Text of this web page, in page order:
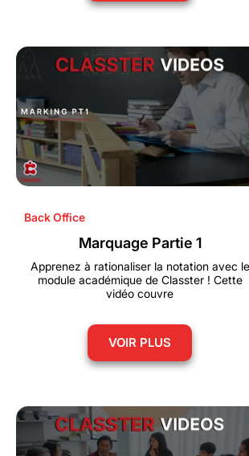
Back Office
Marquage Partie 1
Apprenez à rationaliser la notation avec le
module académique de Classter ! Cette
vidéo couvre
VOIR PLUS